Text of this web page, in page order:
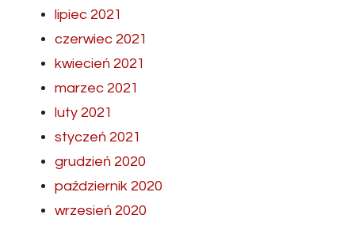
lipiec 2021
czerwiec 2021
kwiecień 2021
marzec 2021
luty 2021
styczeń 2021
grudzień 2020
październik 2020
wrzesień 2020